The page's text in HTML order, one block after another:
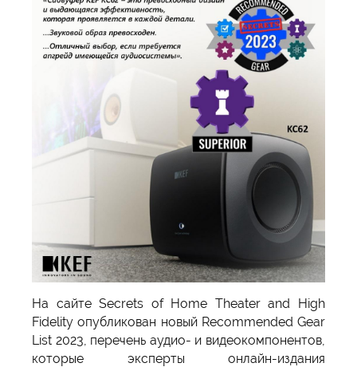
На сайте Secrets of Home Theater and High
Fidelity опубликован новый Recommended Gear
List 2023, перечень аудио- и видеокомпонентов,
которые эксперты онлайн-издания